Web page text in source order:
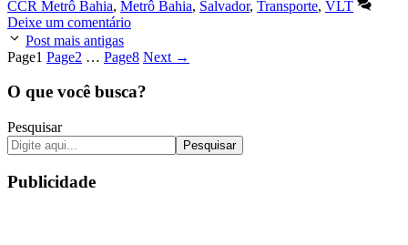
CCR Metrô Bahia, Metrô Bahia, Salvador, Transporte, VLT
Deixe um comentário
Post mais antigas
Page1 Page2 … Page8 Next →
O que você busca?
Pesquisar
Pesquisar
Publicidade